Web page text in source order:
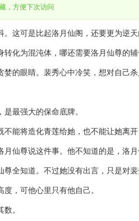
，方便下次访问
这可是比起洛月仙阁，还要更为逆天
化为混沌体，哪还需要洛月仙尊的
的眼睛。裴秀心中冷笑，想对自己
最强大的保命底牌。
能将造化青莲给她，也不能让她离开
仙尊说这件事。他不知道的是，洛
全知道。不过她没有出言，只是对裴
，可他心里只有他自己。
。